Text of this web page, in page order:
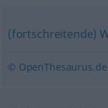
(fortschreitende)
© OpenThesaurus.de